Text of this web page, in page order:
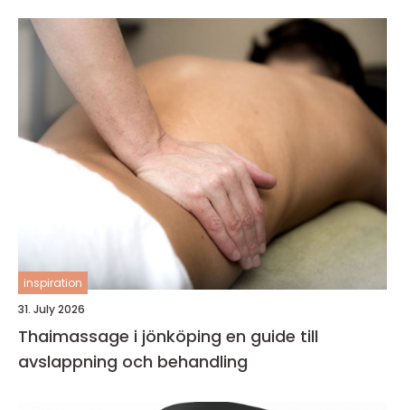
inspiration
31. July 2026
Thaimassage i jönköping en guide till
avslappning och behandling